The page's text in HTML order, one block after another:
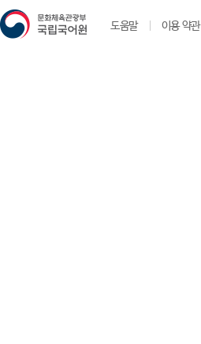
도움말 이용 약관